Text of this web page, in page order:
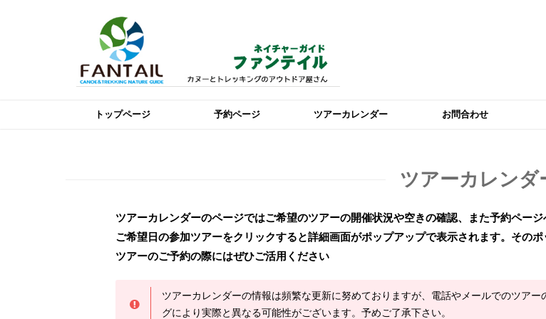
トップページ 予約ページ ツアーカレンダー お問合わせ
ツアーカレンダ
ツアーカレンダーのページではご希望のツアーの開催状況や空きの確認、また予約ページ
ご希望日の参加ツアーをクリックすると詳細画面がポップアップで表示されます。その
ツアーのご予約の際にはぜひご活用ください
ツアーカレンダーの情報は頻繁な更新に努めておりますが、電話やメールでのツア
グにより実際と異なる可能性がございます。予めご了承下さい。